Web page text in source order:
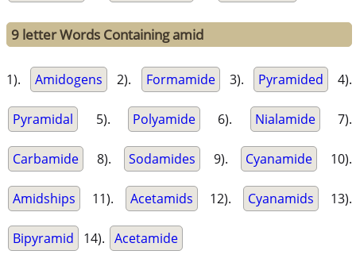
9 letter Words Containing amid
1). Amidogens 2). Formamide 3). Pyramided 4).
Pyramidal 5). Polyamide 6). Nialamide 7).
Carbamide 8). Sodamides 9). Cyanamide 10).
Amidships 11). Acetamids 12). Cyanamids 13).
Bipyramid 14). Acetamide